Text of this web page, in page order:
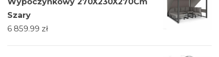
Szary
6 859.99 zł